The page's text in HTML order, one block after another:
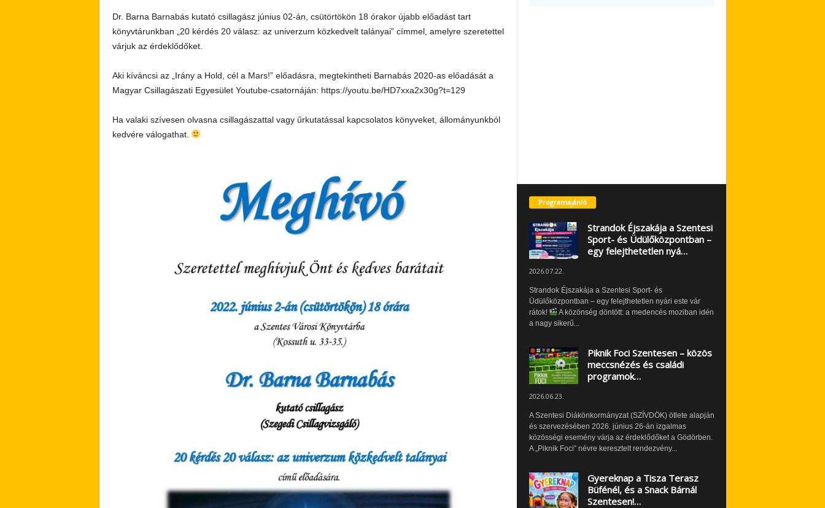
Dr. Barna Barnabás kutató csillagász június 02-án, csütörtökön 18 órakor újabb előadást tart
könyvtárunkban „20 kérdés 20 válasz: az univerzum közkedvelt talányai” címmel, amelyre szeretettel
várjuk az érdeklődőket.
Aki kíváncsi az „Irány a Hold, cél a Mars!” előadásra, megtekintheti Barnabás 2020-as előadását a
Magyar Csillagászati Egyesület Youtube-csatornáján: https://youtu.be/HD7xxa2x30g?t=129
Ha valaki szívesen olvasna csillagászattal vagy űrkutatással kapcsolatos könyveket, állományunkból
kedvére válogathat.
Programajánló
Strandok Éjszakája a Szentesi
Sport- és Üdülőközpontban –
egy felejthetetlen nyá…
2026.07.22.
Strandok Éjszakája a Szentesi Sport- és
Üdülőközpontban – egy felejthetetlen nyári este vár
rátok!
A közönség döntött: a medencés moziban idén
a nagy sikerű...
Piknik Foci Szentesen – közös
meccsnézés és családi
programok…
2026.06.23.
A Szentesi Diákönkormányzat (SZÍVDÖK) ötlete alapján
és szervezésében 2026. június 26-án izgalmas
közösségi esemény várja az érdeklődőket a Gödörben.
A „Piknik Foci” névre keresztelt rendezvény...
Gyereknap a Tisza Terasz
Büfénél, és a Snack Bárnál
Szentesen!…